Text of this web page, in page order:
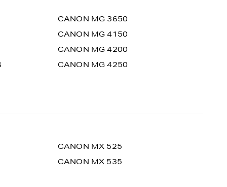
CANON MG 3650
CANON MG 4150
CANON MG 4200
CANON MG 4250
CANON MX 525
CANON MX 535